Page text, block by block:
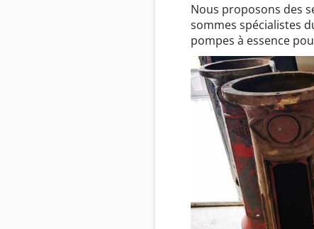
Nous proposons des
sommes spécialistes
pompes à essence